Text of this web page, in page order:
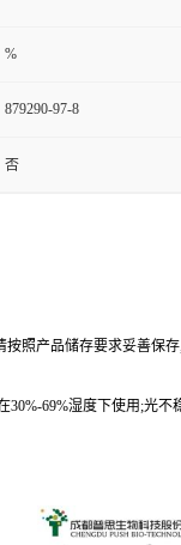
%
879290-97-8
否
照产品储存要求妥善保
69%湿度下使用;光